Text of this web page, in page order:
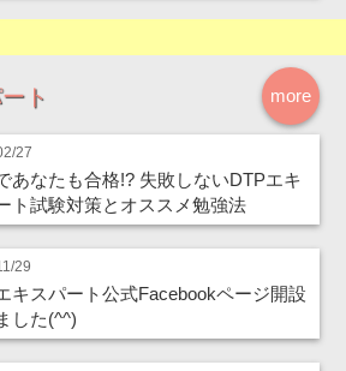
more
ト
27
あなたも合格!? 失敗しないDTPエキ
ト試験対策とオススメ勉強法
29
キスパート公式Facebookページ開設
した(^^)